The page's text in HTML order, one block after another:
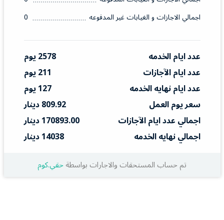
اجمالي الاجازات و الغيابات غير المدفوعه
0
عدد ايام الخدمه
2578 يوم
عدد ايام الآجازات
211 يوم
عدد ايام نهايه الخدمه
127 يوم
سعر يوم العمل
809.92 دينار
اجمالي عدد ايام الآجازات
170893.00 دينار
اجمالي نهايه الخدمه
14038 دينار
تم حساب المستحقات والاجارات بواسطةحقي.كوم